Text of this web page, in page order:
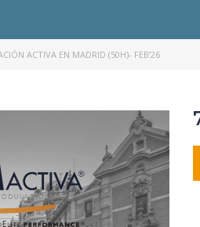
ACTIVA EN MADRID (50H)- FEB’26